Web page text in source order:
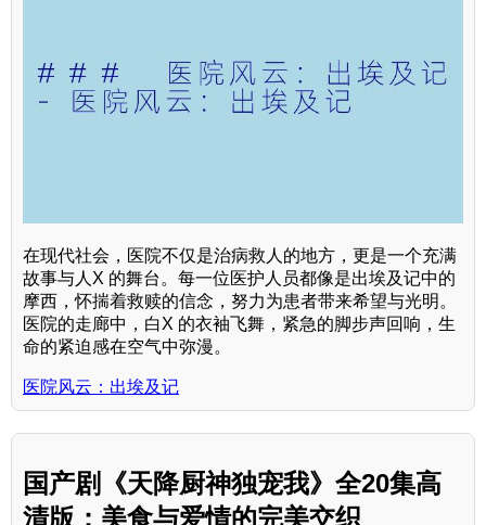
在现代社会，医院不仅是治病救人的地方，更是一个充满
故事与人X 的舞台。每一位医护人员都像是出埃及记中的
摩西，怀揣着救赎的信念，努力为患者带来希望与光明。
医院的走廊中，白X 的衣袖飞舞，紧急的脚步声回响，生
命的紧迫感在空气中弥漫。
医院风云：出埃及记
国产剧《天降厨神独宠我》全20集高
清版：美食与爱情的完美交织